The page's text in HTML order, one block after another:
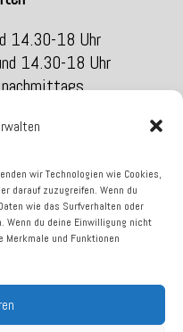
wir Technologien wie Cookies,
darauf zuzugreifen. Wenn du
wie das Surfverhalten oder
Wenn du deine Einwilligung nicht
und Funktionen
14.30-18 Uhr
14.30-18 Uhr
14.30-18 Uhr